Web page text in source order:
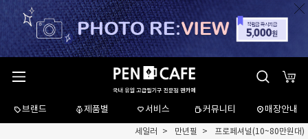
브랜드 제품별 서비스 커뮤니티 매장안내
세일러 만년필 프로페셔널(10~80만원대)